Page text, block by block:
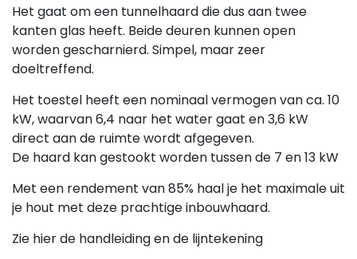
Het gaat om een tunnelhaard die dus aan twee
kanten glas heeft. Beide deuren kunnen open
worden gescharnierd. Simpel, maar zeer
doeltreffend.
Het toestel heeft een nominaal vermogen van ca. 10
kW, waarvan 6,4 naar het water gaat en 3,6 kW
direct aan de ruimte wordt afgegeven.
De haard kan gestookt worden tussen de 7 en 13 kW
Met een rendement van 85% haal je het maximale uit
je hout met deze prachtige inbouwhaard.
Zie hier de handleiding en de lijntekening